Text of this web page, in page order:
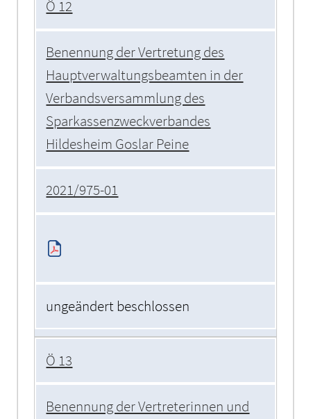
Ö 12
Benennung der Vertretung des
Hauptverwaltungsbeamten in der
Verbandsversammlung des
Sparkassenzweckverbandes
Hildesheim Goslar Peine
2021/975-01
ungeändert beschlossen
Ö 13
Benennung der Vertreterinnen und